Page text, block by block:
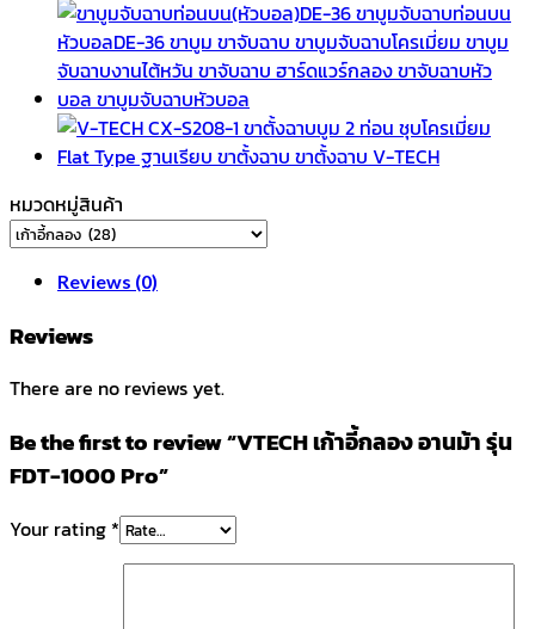
ม้า
รุ่น
FDT-
1000
Pro
quantity
หมวดหมู่สินค้า
Reviews (0)
Reviews
There are no reviews yet.
Be the first to review “VTECH เก้าอี้กลอง อานม้า รุ่น
FDT-1000 Pro”
Your rating *